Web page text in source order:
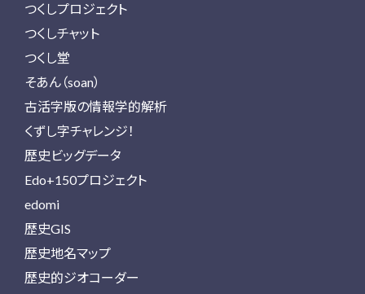
つくしプロジェクト
つくしチャット
つくし堂
そあん（soan）
古活字版の情報学的解析
くずし字チャレンジ！
歴史ビッグデータ
Edo+150プロジェクト
edomi
歴史GIS
歴史地名マップ
歴史的ジオコーダー